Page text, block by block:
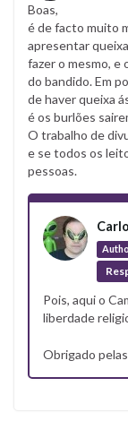
Boas,
é de facto muito
apresentar
fazer o mesmo, e
do bandido. Em
de haver queixa
é os burlões
O trabalho de
e se todos os
pessoas.
Pois, aqui o
liberdade
Obrigado